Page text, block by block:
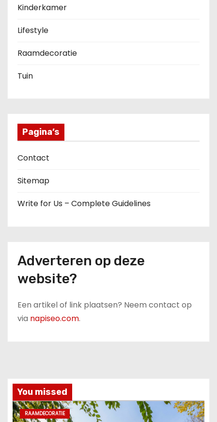
Kinderkamer
Lifestyle
Raamdecoratie
Tuin
Pagina’s
Contact
Sitemap
Write for Us – Complete Guidelines
Adverteren op deze
website?
Een artikel of link plaatsen? Neem contact op
via napiseo.com.
You missed
RAAMDECORATIE